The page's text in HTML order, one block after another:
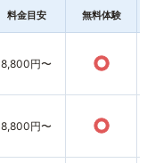
料金目安 無料体験
8,800円〜 ○
8,800円〜 ○